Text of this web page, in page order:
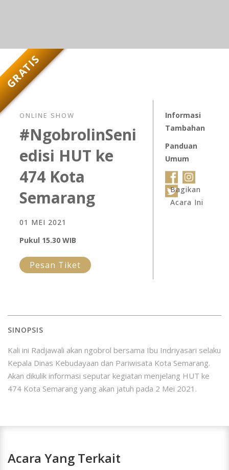
GRATIS
ONLINE SHOW
#NgobrolinSeni
edisi HUT ke
474 Kota
Semarang
01 MEI 2021
Pukul 15.30 WIB
Pesan Tiket
Informasi
Tambahan
Panduan
Umum
Bagikan
Acara Ini
SINOPSIS
Kali ini Radjawali akan ngobrol bersama Ibu Indriyasari selaku
Kepala Dinas Kebudayaan dan Pariwisata Kota Semarang.
Akan dikulik informasi seputar kegiatan menjelang HUT ke
474 Kota Semarang yang akan jatuh pada 2 Mei 2021.
Acara Yang Terkait